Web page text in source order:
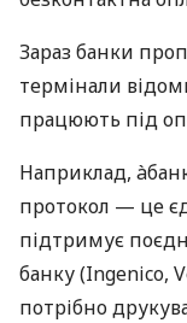
Зараз банки
термінали
працюють під
Наприклад,
протокол — це
підтримує
банку (Ingenico,
потрібно